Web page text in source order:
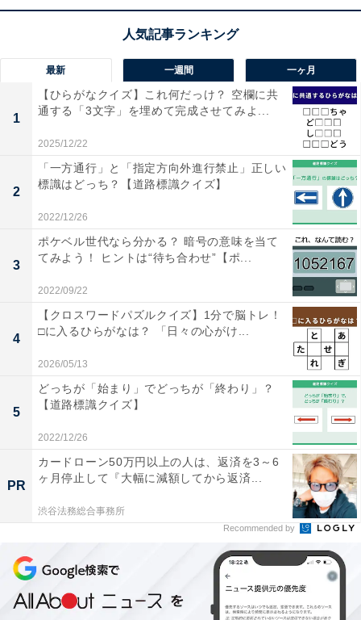
1 2
最新 一週間 一ヶ月
1
【ひらがなクイズ】これ何だっけ？ 空欄に共
通する「3文字」を埋めて完成させてみよ...
2025/12/22
2
「一方通行」と「指定方向外進行禁止」正しい
標識はどっち？【道路標識クイズ】
2022/12/26
3
ポケベル世代なら分かる？ 暗号の意味を当て
てみよう！ ヒントは“待ち合わせ”【ポ...
2022/09/22
4
【クロスワードパズルクイズ】1分で脳トレ！
□に入るひらがなは？ 「日々の心がけ...
2026/05/13
5
どっちが「始まり」でどっちが「終わり」？
【道路標識クイズ】
2022/12/26
PR
カードローン50万円以上の人は、返済を3～6
ヶ月停止して『大幅に減額してから返済...
渋谷法務総合事務所
Recommended by